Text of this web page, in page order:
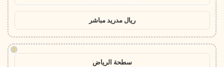
ريال مدريد مباشر
!
سطحة الرياض